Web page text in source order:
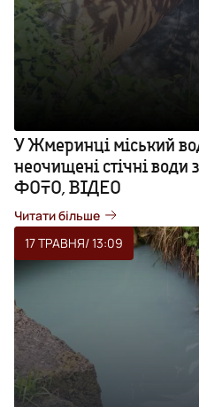
У Жмеринці міський
неочищені стічні води
ФОТО, ВІДЕО
Читати більше
17 ТРАВНЯ/ 13:09